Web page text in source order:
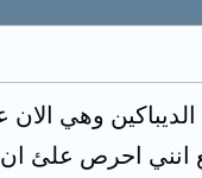
وهي
احرص علئ